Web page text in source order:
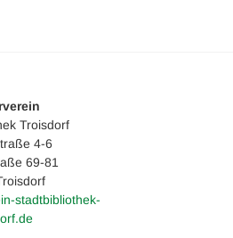
Troisdorf
4-6
69-81
stadtbibliothek-